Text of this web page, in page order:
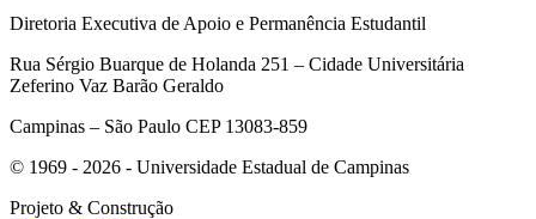
Diretoria Executiva de Apoio e Permanência Estudantil
Rua Sérgio Buarque de Holanda 251 – Cidade Universitária
Zeferino Vaz Barão Geraldo
Campinas – São Paulo CEP 13083-859
© 1969 - 2026 - Universidade Estadual de Campinas
Projeto & Construção